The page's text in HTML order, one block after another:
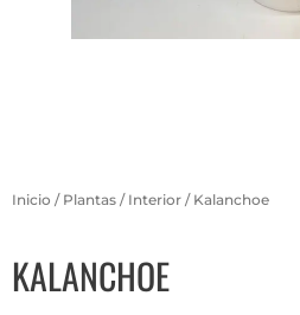
Inicio / Plantas / Interior / Kalanchoe
KALANCHOE